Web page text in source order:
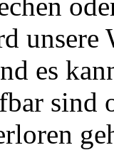
unsere
es
sind